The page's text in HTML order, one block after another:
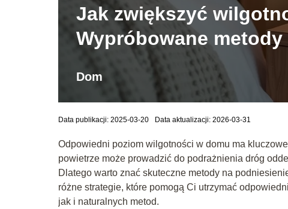
Jak zwiększyć
Wypróbowane metody
Dom
Data publikacji: 2025-03-20 Data aktualizacji: 2026-03-31
Odpowiedni poziom wilgotności w domu ma
powietrze może prowadzić do podrażnienia dróg
Dlatego warto znać skuteczne metody na
różne strategie, które pomogą Ci utrzymać
jak i naturalnych metod.